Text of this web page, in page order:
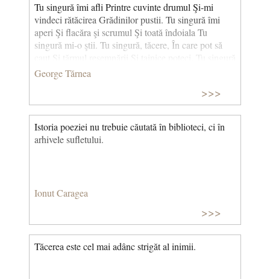
Tu singură îmi afli Printre cuvinte drumul Şi-mi
vindeci rătăcirea Grădinilor pustii. Tu singură îmi
aperi Şi flacăra şi scrumul Şi toată îndoiala Tu
singură mi-o ştii. Tu singură, tăcere, În care pot să
caut Şi ţărmul resemnării Şi tainice poteci. Tu singură
mă tulburi Asemeni unui flaut Şi m-ai putea ucide
Simţind că poţi să pleci. (Echilibru)
George Tărnea
>>>
Istoria poeziei nu trebuie căutată în biblioteci, ci în
arhivele sufletului.
Ionut Caragea
>>>
Tăcerea este cel mai adânc strigăt al inimii.